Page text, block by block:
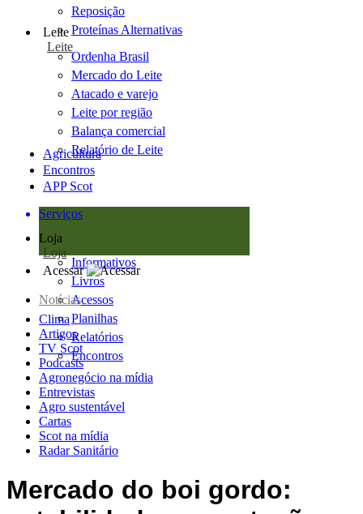
Reposição
Proteínas Alternativas
Leite
Leite
Ordenha Brasil
Mercado do Leite
Atacado e varejo
Leite por região
Balança comercial
Relatório de Leite
Agricultura
Encontros
APP Scot
Serviços
Loja
Loja
Informativos
Livros
Acessos
Planilhas
Relatórios
Encontros
Acessar
Notícias
Clima
Artigos
TV Scot
Podcasts
Agronegócio na mídia
Entrevistas
Agro sustentável
Cartas
Scot na mídia
Radar Sanitário
Mercado do boi gordo: